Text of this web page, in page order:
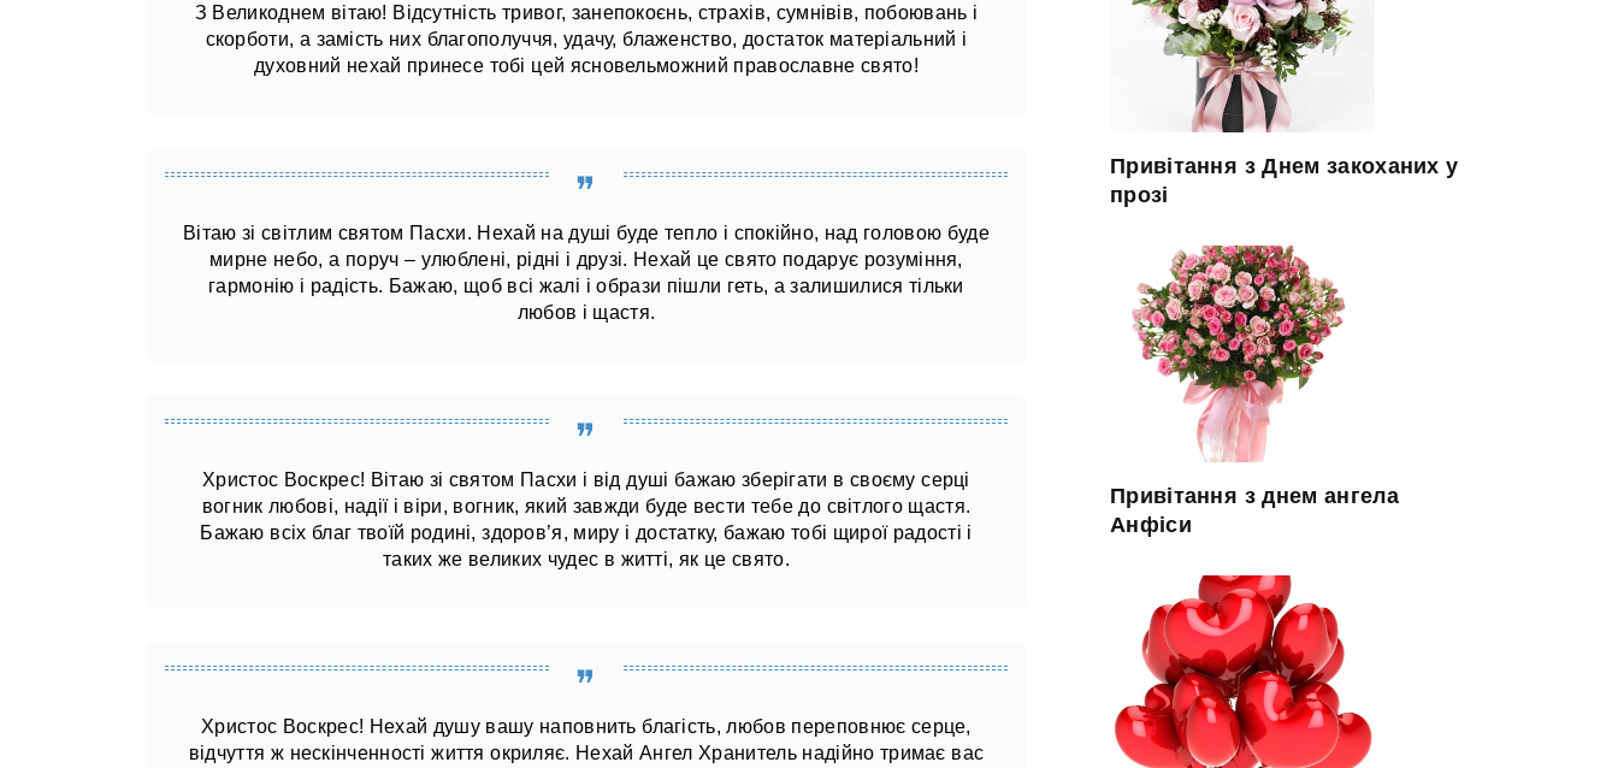
З Великоднем вітаю! Відсутність тривог, занепокоєнь, страхів, сумнівів, побоювань і
скорботи, а замість них благополуччя, удачу, блаженство, достаток матеріальний і
духовний нехай принесе тобі цей ясновельможний православне свято!
Вітаю зі світлим святом Пасхи. Нехай на душі буде тепло і спокійно, над головою буде
мирне небо, а поруч – улюблені, рідні і друзі. Нехай це свято подарує розуміння,
гармонію і радість. Бажаю, щоб всі жалі і образи пішли геть, а залишилися тільки
любов і щастя.
Христос Воскрес! Вітаю зі святом Пасхи і від душі бажаю зберігати в своєму серці
вогник любові, надії і віри, вогник, який завжди буде вести тебе до світлого щастя.
Бажаю всіх благ твоїй родині, здоров’я, миру і достатку, бажаю тобі щирої радості і
таких же великих чудес в житті, як це свято.
Христос Воскрес! Нехай душу вашу наповнить благість, любов переповнює серце,
відчуття ж нескінченності життя окриляє. Нехай Ангел Хранитель надійно тримає вас
Привітання з Днем закоханих у
прозі
Привітання з днем ангела
Анфіси